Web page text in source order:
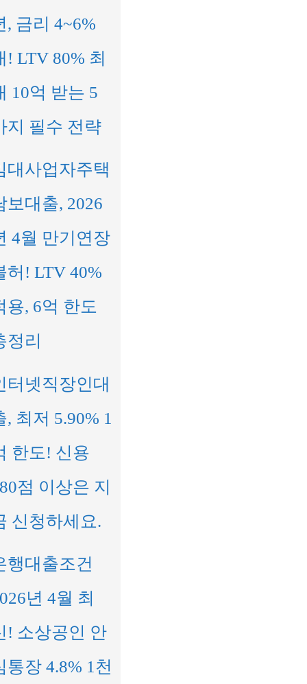
, 금리 4~6%
! LTV 80% 최
10억 받는 5
지 필수 전략
대사업자주택
보대출, 2026
4월 만기연장
허! LTV 40%
용, 6억 한도
정리
터넷직장인대
, 최저 5.90% 1
한도! 신용
점 이상은 지
신청하세요.
행대출조건
년 4월 최
! 소상공인 안
통장 4.8% 1천